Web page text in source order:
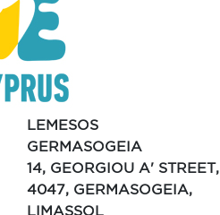
LEMESOS
GERMASOGEIA
14, GEORGIOU A' STREET,
4047, GERMASOGEIA,
LIMASSOL